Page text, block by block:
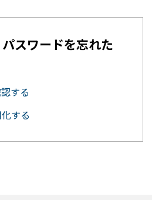
スワードを忘れた
する
する